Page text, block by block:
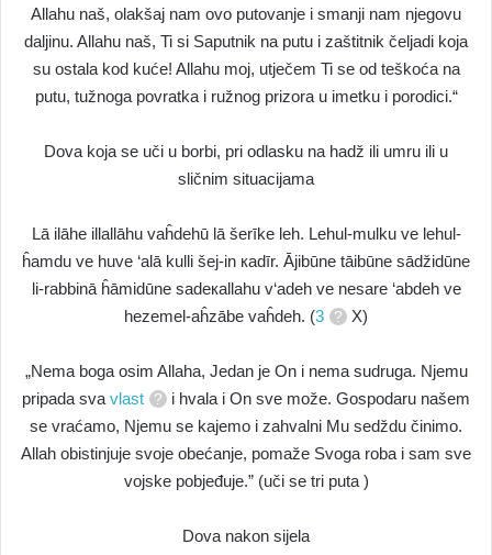
Allahu naš, olakšaj nam ovo putovanje i smanji nam njegovu
daljinu. Allahu naš, Ti si Saputnik na putu i zaštitnik čeljadi koja
su ostala kod kuće! Allahu moj, utječem Ti se od teškoća na
putu, tužnoga povratka i ružnog prizora u imetku i porodici.“
Dova koja se uči u borbi, pri odlasku na hadž ili umru ili u
sličnim situacijama
Lā ilāhe illallāhu vaĥdehū lā šerīke leh. Lehul-mulku ve lehul-
ĥamdu ve huve ‘alā kulli šej-in кadīr. Ājibūne tāibūne sādžidūne
li-rabbinā ĥāmidūne sadeкallahu v‘adeh ve nesare ‘abdeh ve
hezemel-aĥzābe vaĥdeh. (3 X)
„Nema boga osim Allaha, Jedan je On i nema sudruga. Njemu
pripada sva vlast
i hvala i On sve može. Gospodaru našem
se vraćamo, Njemu se kajemo i zahvalni Mu sedždu činimo.
Allah obistinjuje svoje obećanje, pomaže Svoga roba i sam sve
vojske pobjeđuje.” (uči se tri puta )
Dova nakon sijela